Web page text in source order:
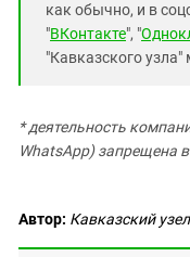
как обычно, и в
"ВКонтакте", "
"Кавказского
* деятельность
WhatsApp) запрещена
Автор: Кавказский узел